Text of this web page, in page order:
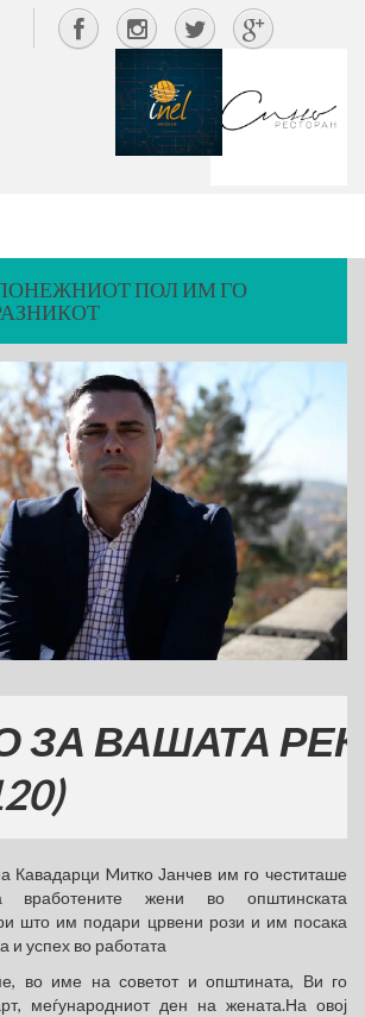
ПОЛ ИМ ГО
Кавадарци Mитко Јанчев им го честиташе
вработените жени во општинската
што им подари црвени рози и им посака
и успех во работата
во име на советот и општината, Ви го
меѓународниот ден на жената.На овој